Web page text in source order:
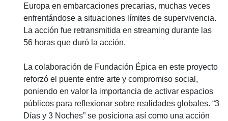
Europa en embarcaciones precarias, muchas veces
enfrentándose a situaciones límites de supervivencia.
La acción fue retransmitida en streaming durante las
56 horas que duró la acción.
La colaboración de Fundación Épica en este proyecto
reforzó el puente entre arte y compromiso social,
poniendo en valor la importancia de activar espacios
públicos para reflexionar sobre realidades globales. “3
Días y 3 Noches” se posiciona así como una acción